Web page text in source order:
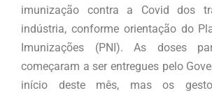
imunização contra a Covid dos
indústria, conforme orientação do
Imunizações (PNI). As doses
começaram a ser entregues pelo
início deste mês, mas os